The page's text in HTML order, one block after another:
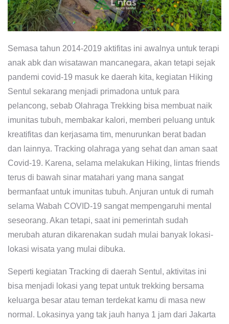
Semasa tahun 2014-2019 aktifitas ini awalnya untuk terapi
anak abk dan wisatawan mancanegara, akan tetapi sejak
pandemi covid-19 masuk ke daerah kita, kegiatan Hiking
Sentul sekarang menjadi primadona untuk para
pelancong, sebab Olahraga Trekking bisa membuat naik
imunitas tubuh, membakar kalori, memberi peluang untuk
kreatifitas dan kerjasama tim, menurunkan berat badan
dan lainnya. Tracking olahraga yang sehat dan aman saat
Covid-19. Karena, selama melakukan Hiking, lintas friends
terus di bawah sinar matahari yang mana sangat
bermanfaat untuk imunitas tubuh. Anjuran untuk di rumah
selama Wabah COVID-19 sangat mempengaruhi mental
seseorang. Akan tetapi, saat ini pemerintah sudah
merubah aturan dikarenakan sudah mulai banyak lokasi-
lokasi wisata yang mulai dibuka.
Seperti kegiatan Tracking di daerah Sentul, aktivitas ini
bisa menjadi lokasi yang tepat untuk trekking bersama
keluarga besar atau teman terdekat kamu di masa new
normal. Lokasinya yang tak jauh hanya 1 jam dari Jakarta